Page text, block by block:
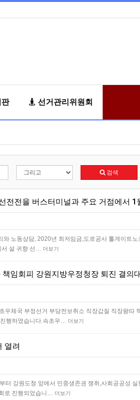
판 선거관리위원회
검색
노동상담, 2020년 최저임금,도로공사 톨게이트노
서 설 귀향 선… 더보기
임회피 강원지방우정청장 퇴진 결의
우체국 부정선거 부당전보취소 직장갑질 직장왕따
행하였습니다.속초우… 더보기
열려
터 강원도청 앞에서 민중생존권 쟁취,사회공공성 실
로 진행되었습니… 더보기